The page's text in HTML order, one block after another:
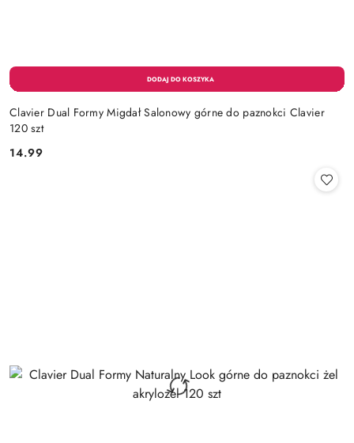
Clavier Dual Formy Migdał Salonowy górne do paznokci Clavier
120 szt
Cena:
14.99